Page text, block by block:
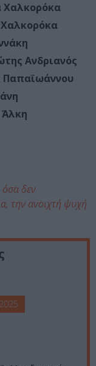
Χαλκορόκα
Ανδριανός
Παπαϊωάννου
Άλκη
δεν
την ανοιχτή ψυχή